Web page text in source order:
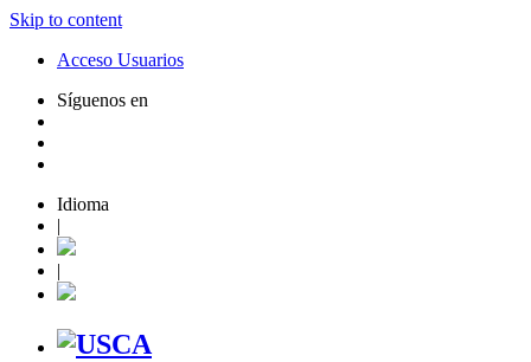
Skip to content
Acceso Usuarios
Síguenos en
Idioma
|
|